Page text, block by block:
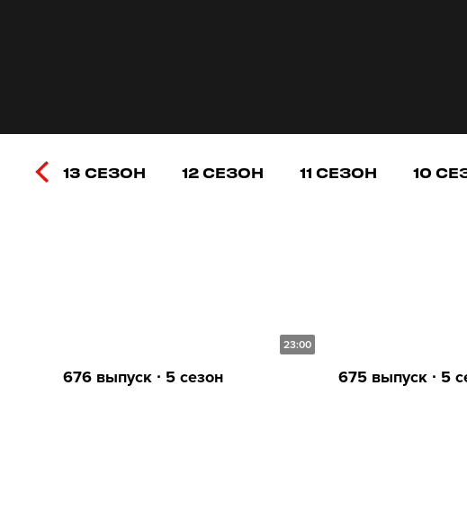
13 СЕЗОН 12 СЕЗОН 11 СЕЗОН 10
23:00
676 выпуск ∙ 5 сезон 675 выпуск ∙ 5